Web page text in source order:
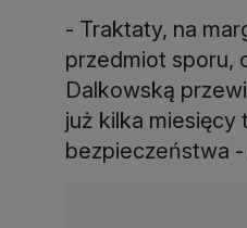
- Traktaty, na
przedmiot sporu,
Dalkowską
już kilka miesięcy
bezpieczeństwa -